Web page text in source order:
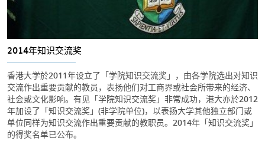
2014年知识交流奖
香港大学於2011年设立了「学院知识交流奖」，由各学院选出对知识
交流作出重要贡献的教员，表扬他们对工商界或社会所带来的经济、
社会或文化影响。有见「学院知识交流奖」非常成功，港大亦於2012
年加设了「知识交流奖」(非学院单位)，以表扬大学其他独立部门或
单位同样为知识交流作出重要贡献的教职员。2014年「知识交流奖」
的得奖名单已公布。